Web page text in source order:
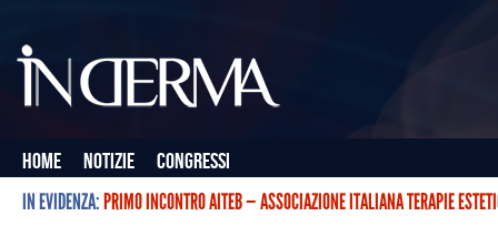
Home Notizie
Congressi
IN EVIDENZA:PRIMO INCONTRO AITEB — ASSOCIAZIONE ITALIANA TERAPIE